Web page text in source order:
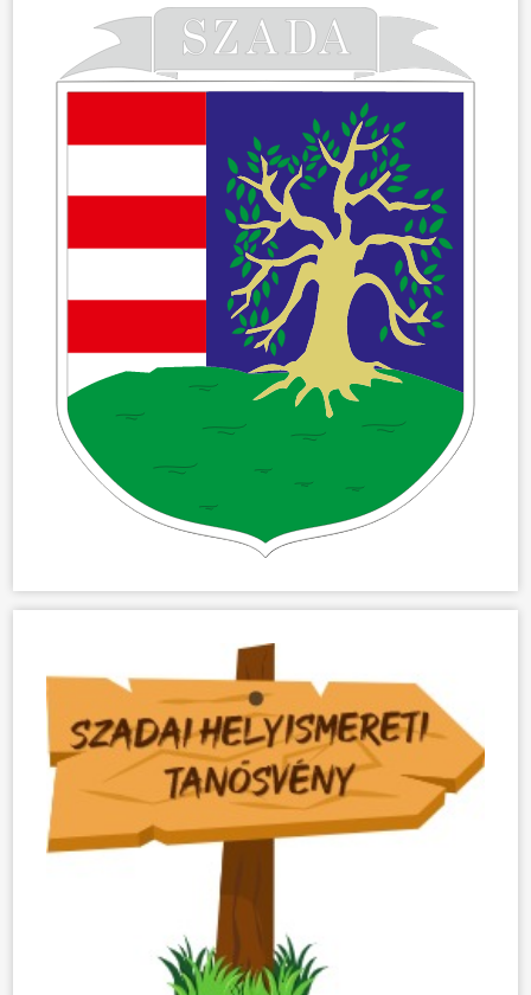
ÖNKORMÁNYZAT
ÜGYINTÉZÉS
KÖZÖSSÉG
HÍREK
VÁLASZTÁSOK